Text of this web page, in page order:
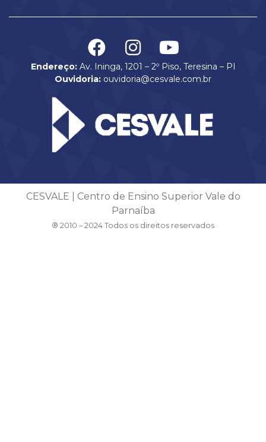
Endereço:Av. Ininga, 1201 – 2º Piso, Teresina – PI
Ouvidoria: ouvidoria@cesvale.com.br
CESVALE | Centro de Ensino Superior Vale do
Parnaíba
® 2010 – 2024 Todos os direitos reservados